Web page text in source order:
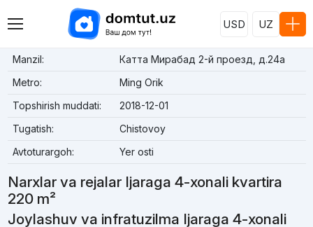
USD UZ
Manzil:
Катта Мирабад 2-й проезд, д.24a
Metro:
Ming Orik
Topshirish muddati:
2018-12-01
Tugatish:
Chistovoy
Avtoturargoh:
Yer osti
Narxlar va rejalar Ijaraga 4-xonali kvartira
220 m²
Joylashuv va infratuzilma Ijaraga 4-xonali